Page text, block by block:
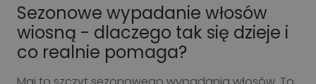
Sezonowe wypadanie włosów
wiosną - dlaczego tak się dzieje i
co realnie pomaga?